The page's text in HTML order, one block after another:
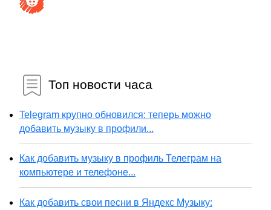
Топ новости часа
Telegram крупно обновился: теперь можно
добавить музыку в профили...
Как добавить музыку в профиль Телеграм на
компьютере и телефоне...
Как добавить свои песни в Яндекс Музыку: